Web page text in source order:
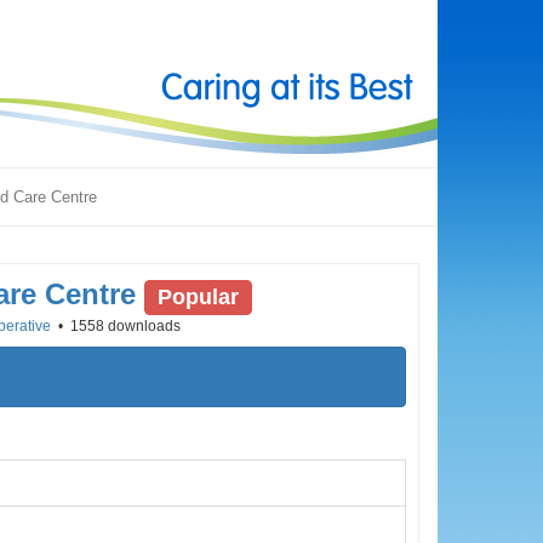
Care Centre
Centre Popular
1558 downloads